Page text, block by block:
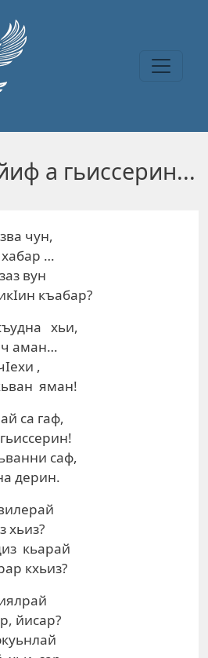
а гьиссерин...
чун,
…
вун
къабар?
хьи,
аман…
,
яман!
са гаф,
саф,
дерин.
хьиз?
кьарай
кхьиз?
йисар?